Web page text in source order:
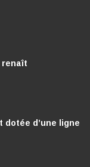
renaît
dotée d’une ligne